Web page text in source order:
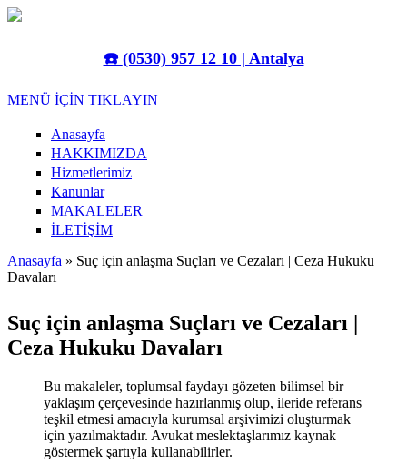
Ana içeriğe atla
☎️ (0530) 957 12 10 | Antalya
MENÜ İÇİN TIKLAYIN
Anasayfa
HAKKIMIZDA
Hizmetlerimiz
Kanunlar
MAKALELER
İLETİŞİM
Buradasınız
Anasayfa » Suç için anlaşma Suçları ve Cezaları | Ceza Hukuku
Davaları
Suç için anlaşma Suçları ve Cezaları |
Ceza Hukuku Davaları
Bu makaleler, toplumsal faydayı gözeten bilimsel bir
yaklaşım çerçevesinde hazırlanmış olup, ileride referans
teşkil etmesi amacıyla kurumsal arşivimizi oluşturmak
için yazılmaktadır. Avukat meslektaşlarımız kaynak
göstermek şartıyla kullanabilirler.